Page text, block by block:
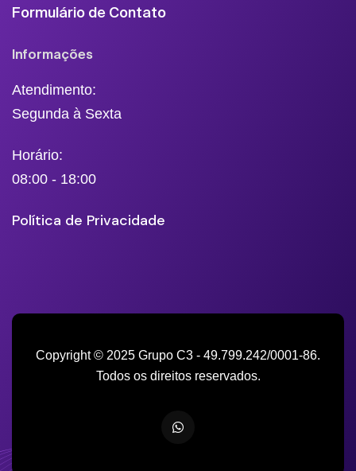
Formulário de Contato
Informações
Atendimento:
Segunda à Sexta
Horário:
08:00 - 18:00
Política de Privacidade
Copyright © 2025 Grupo C3 - 49.799.242/0001-86.
Todos os direitos reservados.